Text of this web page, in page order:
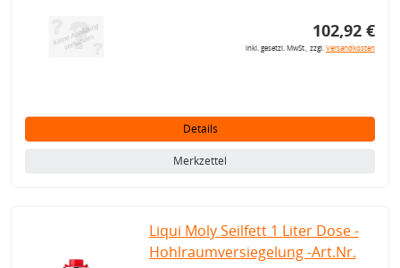
102,92 €
inkl. gesetzl. MwSt., zzgl.Versandkosten
Details
Merkzettel
Liqui Moly Seilfett 1 Liter Dose -
Hohlraumversiegelung -Art.Nr.